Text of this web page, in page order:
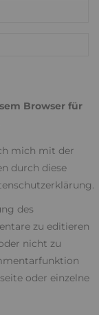
Browser für
mich mit der
durch diese
des
zu editieren
nicht zu
oder einzelne